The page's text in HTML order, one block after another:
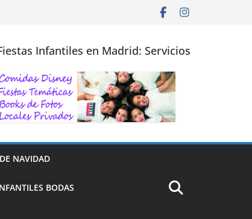
Infantiles en Madrid: Servicios
NAVIDAD
BODAS